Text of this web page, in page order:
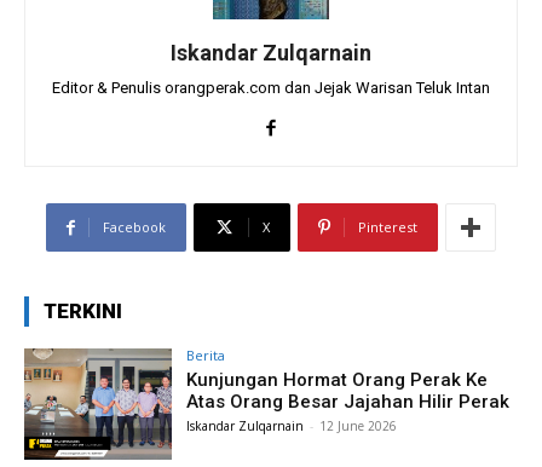
Iskandar Zulqarnain
Editor & Penulis orangperak.com dan Jejak Warisan Teluk Intan
Facebook X Pinterest
TERKINI
Berita
Kunjungan Hormat Orang Perak Ke
Atas Orang Besar Jajahan Hilir Perak
Iskandar Zulqarnain - 12 June 2026